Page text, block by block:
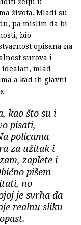
života. Mladi su
pa mislim da bi
bio
opisana na
surova i
mlad
a kad ih glavni
kao što su i
pisati,
policama
za užitak i
zaplete i
pišem
no
je svrha da
realnu sliku